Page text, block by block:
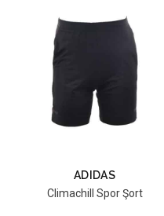
ADIDAS
Climachill Spor Şort